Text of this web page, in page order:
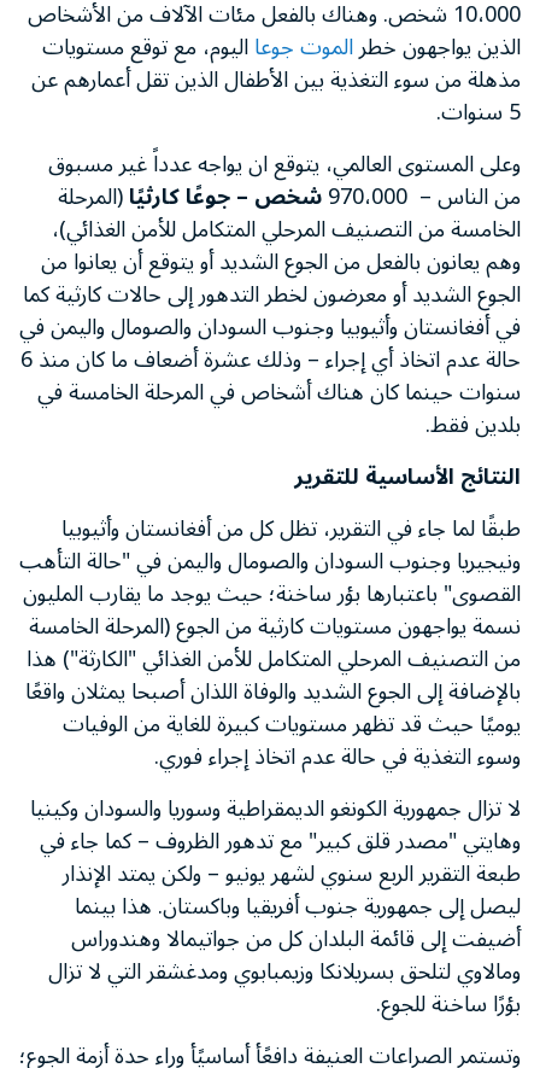
10،000 شخص. وهناك بالفعل مئات الآلاف من الأشخاص
الذين يواجهون خطرالموت جوعااليوم، مع توقع مستويات
مذهلة من سوء التغذية بين الأطفال الذين تقل أعمارهم عن
5 سنوات.
وعلى المستوى العالمي، يتوقع ان يواجه عدداً غير مسبوق
من الناس – 970،000 شخص – جوعًا كارثيًا(المرحلة
الخامسة من التصنيف المرحلي المتكامل للأمن الغذائي)،
وهم يعانون بالفعل من الجوع الشديد أو يتوقع أن يعانوا من
الجوع الشديد أو معرضون لخطر التدهور إلى حالات كارثية كما
في أفغانستان وأثيوبيا وجنوب السودان والصومال واليمن في
حالة عدم اتخاذ أي إجراء – وذلك عشرة أضعاف ما كان منذ 6
سنوات حينما كان هناك أشخاص في المرحلة الخامسة في
بلدين فقط.
النتائج الأساسية للتقرير
طبقًا لما جاء في التقرير، تظل كل من أفغانستان وأثيوبيا
ونيجيريا وجنوب السودان والصومال واليمن في "حالة التأهب
القصوى" باعتبارها بؤر ساخنة؛ حيث يوجد ما يقارب المليون
نسمة يواجهون مستويات كارثية من الجوع (المرحلة الخامسة
من التصنيف المرحلي المتكامل للأمن الغذائي "الكارثة") هذا
بالإضافة إلى الجوع الشديد والوفاة اللذان أصبحا يمثلان واقعًا
يوميًا حيث قد تظهر مستويات كبيرة للغاية من الوفيات
وسوء التغذية في حالة عدم اتخاذ إجراء فوري.
لا تزال جمهورية الكونغو الديمقراطية وسوريا والسودان وكينيا
وهايتي "مصدر قلق كبير" مع تدهور الظروف – كما جاء في
طبعة التقرير الربع سنوي لشهر يونيو – ولكن يمتد الإنذار
ليصل إلى جمهورية جنوب أفريقيا وباكستان. هذا بينما
أضيفت إلى قائمة البلدان كل من جواتيمالا وهندوراس
ومالاوي لتلحق بسريلانكا وزيمبابوي ومدغشقر التي لا تزال
بؤرًا ساخنة للجوع.
وتستمر الصراعات العنيفة دافعًأ أساسيًأ وراء حدة أزمة الجوع؛